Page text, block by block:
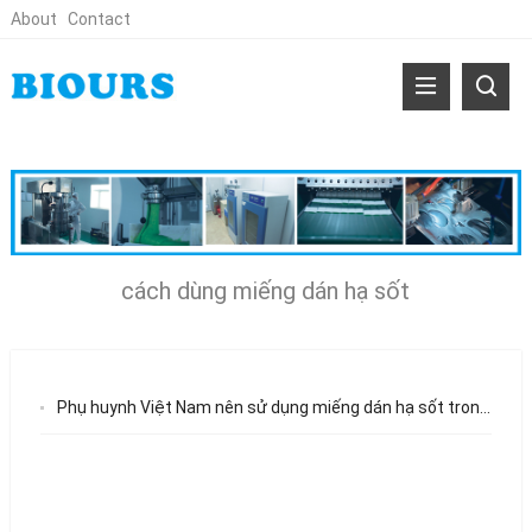
About Contact
cách dùng miếng dán hạ sốt
Phụ huynh Việt Nam nên sử dụng miếng dán hạ sốt trong suốt cho trẻ em như thế nào?